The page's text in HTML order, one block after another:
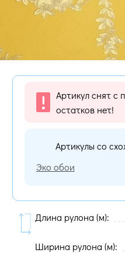
Артикул снят с
остатков нет!
Артикулы со
Эко обои
Длина рулона (м):
Ширина рулона (м):